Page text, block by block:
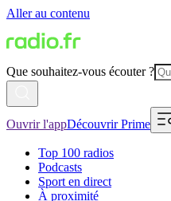
Aller au contenu
Que souhaitez-vous écouter ?
Ouvrir l'appDécouvrir Prime
Top 100 radios
Podcasts
Sport en direct
À proximité